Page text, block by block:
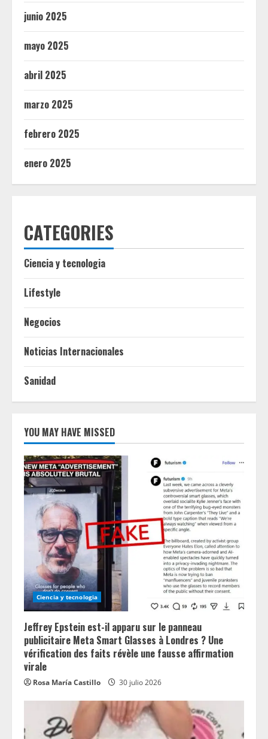
junio 2025
mayo 2025
abril 2025
marzo 2025
febrero 2025
enero 2025
CATEGORIES
Ciencia y tecnologia
Lifestyle
Negocios
Noticias Internacionales
Sanidad
YOU MAY HAVE MISSED
Ciencia y tecnologia
Jeffrey Epstein est-il apparu sur le panneau
publicitaire Meta Smart Glasses à Londres ? Une
vérification des faits révèle une fausse affirmation
virale
Rosa María Castillo 30 julio 2026